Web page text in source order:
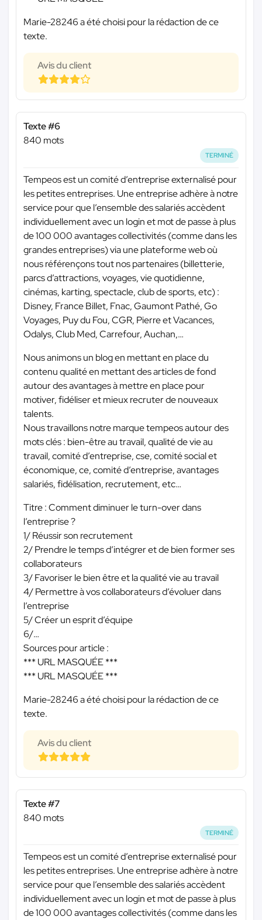
Marie-28246 a été choisi pour la rédaction de ce
texte.
Avis du client
Texte #6
840 mots
TERMINÉ
Tempeos est un comité d’entreprise externalisé pour
les petites entreprises. Une entreprise adhère à notre
service pour que l’ensemble des salariés accèdent
individuellement avec un login et mot de passe à plus
de 100 000 avantages collectivités (comme dans les
grandes entreprises) via une plateforme web où
nous référençons tout nos partenaires (billetterie,
parcs d’attractions, voyages, vie quotidienne,
cinémas, karting, spectacle, club de sports, etc) :
Disney, France Billet, Fnac, Gaumont Pathé, Go
Voyages, Puy du Fou, CGR, Pierre et Vacances,
Odalys, Club Med, Carrefour, Auchan,…
Nous animons un blog en mettant en place du
contenu qualité en mettant des articles de fond
autour des avantages à mettre en place pour
motiver, fidéliser et mieux recruter de nouveaux
talents.
Nous travaillons notre marque tempeos autour des
mots clés : bien-être au travail, qualité de vie au
travail, comité d’entreprise, cse, comité social et
économique, ce, comité d’entreprise, avantages
salariés, fidélisation, recrutement, etc…
Titre : Comment diminuer le turn-over dans
l’entreprise ?
1/ Réussir son recrutement
2/ Prendre le temps d’intégrer et de bien former ses
collaborateurs
3/ Favoriser le bien être et la qualité vie au travail
4/ Permettre à vos collaborateurs d’évoluer dans
l’entreprise
5/ Créer un esprit d’équipe
6/…
Sources pour article :
*** URL MASQUÉE ***
*** URL MASQUÉE ***
Marie-28246 a été choisi pour la rédaction de ce
texte.
Avis du client
Texte #7
840 mots
TERMINÉ
Tempeos est un comité d’entreprise externalisé pour
les petites entreprises. Une entreprise adhère à notre
service pour que l’ensemble des salariés accèdent
individuellement avec un login et mot de passe à plus
de 100 000 avantages collectivités (comme dans les